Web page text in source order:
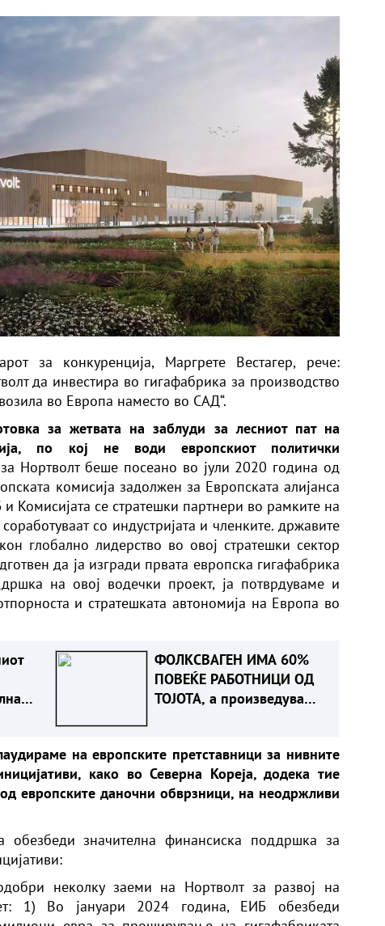
за конкуренција, Маргрете Вестагер, рече:
да инвестира во гигафабрика за производство
во Европа наместо во САД“.
за жетвата на заблуди за лесниот пат на
по кој не води европскиот политички
Нортволт беше посеано во јули 2020 година од
комисија задолжен за Европската алијанса
се стратешки партнери во рамките на
со индустријата и членките. државите
глобално лидерство во овој стратешки сектор
да ја изгради првата европска гигафабрика
на овој водечки проект, ја потврдуваме и
и стратешката автономија на Европа во
ФОЛКСВАГЕН ИМА 60%
ПОВЕЌЕ РАБОТНИЦИ ОД
ТОЈОТА, а произведува
на европските претставници за нивните
како во Северна Кореја, додека тие
европските даночни обврзници, на неодржливи
обезбеди значителна финансиска поддршка за
неколку заеми на Нортволт за развој на
1) Во јануари 2024 година, ЕИБ обезбеди